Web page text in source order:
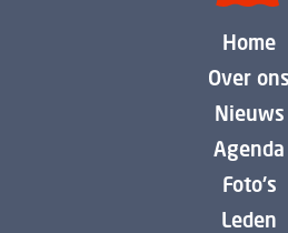
Home
Over ons
Nieuws
Agenda
Foto's
Leden